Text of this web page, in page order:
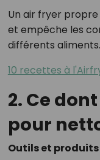
Un air fryer
et empêche les
différents aliments.
10 recettes à
2. Ce
pour
Outils et